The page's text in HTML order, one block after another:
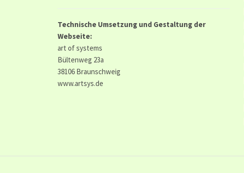
Technische Umsetzung und Gestaltung der
Webseite:
art of systems
Bültenweg 23a
38106 Braunschweig
www.artsys.de